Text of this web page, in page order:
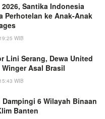
Santika Indonesia
Perhotelan ke Anak-Anak
WIB
Lini Serang, Dewa United
Asal Brasil
WIB
Dampingi 6 Wilayah Binaan
Banten